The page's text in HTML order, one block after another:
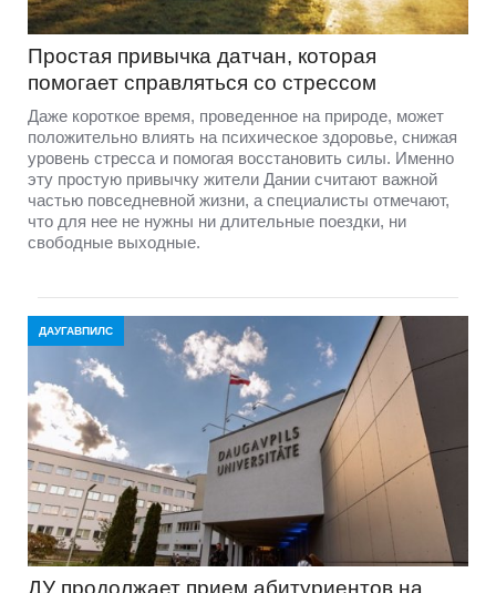
Простая привычка датчан, которая
помогает справляться со стрессом
Даже короткое время, проведенное на природе, может
положительно влиять на психическое здоровье, снижая
уровень стресса и помогая восстановить силы. Именно
эту простую привычку жители Дании считают важной
частью повседневной жизни, а специалисты отмечают,
что для нее не нужны ни длительные поездки, ни
свободные выходные.
ДАУГАВПИЛС
ДУ продолжает прием абитуриентов на